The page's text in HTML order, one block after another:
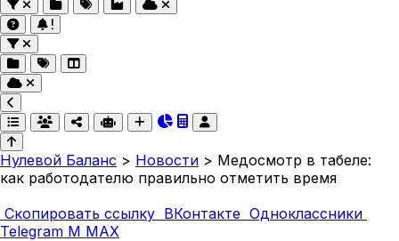
Нулевой Баланс > Новости > Медосмотр в табеле:
как работодателю правильно отметить время
Скопировать ссылку ВКонтакте Одноклассники
Telegram M MAX